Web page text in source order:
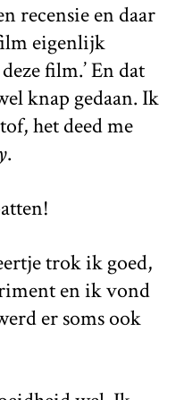
recensie en daar
eigenlijk
film.’ En dat
knap gedaan. Ik
het deed me
.
trok ik goed,
en ik vond
er soms ook